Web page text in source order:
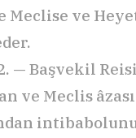
Meclise ve
— Başvekil
ve Meclis âzası